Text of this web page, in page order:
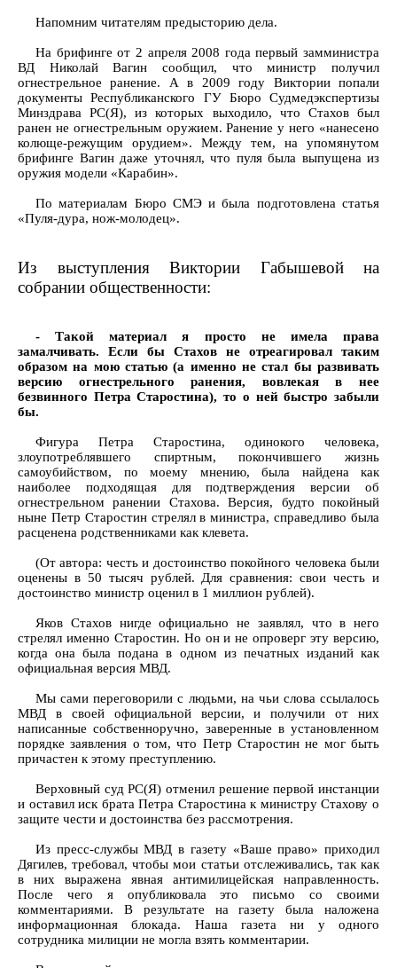
Напомним читателям предысторию дела.
На брифинге от 2 апреля 2008 года первый замминистра
ВД Николай Вагин сообщил, что министр получил
огнестрельное ранение. А в 2009 году Виктории попали
документы Республиканского ГУ Бюро Судмедэкспертизы
Минздрава РС(Я), из которых выходило, что Стахов был
ранен не огнестрельным оружием. Ранение у него «нанесено
колюще-режущим орудием». Между тем, на упомянутом
брифинге Вагин даже уточнял, что пуля была выпущена из
оружия модели «Карабин».
По материалам Бюро СМЭ и была подготовлена статья
«Пуля-дура, нож-молодец».
Из выступления Виктории Габышевой на
собрании общественности:
- Такой материал я просто не имела права
замалчивать. Если бы Стахов не отреагировал таким
образом на мою статью (а именно не стал бы развивать
версию огнестрельного ранения, вовлекая в нее
безвинного Петра Старостина), то о ней быстро забыли
бы.
Фигура Петра Старостина, одинокого человека,
злоупотреблявшего спиртным, покончившего жизнь
самоубийством, по моему мнению, была найдена как
наиболее подходящая для подтверждения версии об
огнестрельном ранении Стахова. Версия, будто покойный
ныне Петр Старостин стрелял в министра, справедливо была
расценена родственниками как клевета.
(От автора: честь и достоинство покойного человека были
оценены в 50 тысяч рублей. Для сравнения: свои честь и
достоинство министр оценил в 1 миллион рублей).
Яков Стахов нигде официально не заявлял, что в него
стрелял именно Старостин. Но он и не опроверг эту версию,
когда она была подана в одном из печатных изданий как
официальная версия МВД.
Мы сами переговорили с людьми, на чьи слова ссылалось
МВД в своей официальной версии, и получили от них
написанные собственноручно, заверенные в установленном
порядке заявления о том, что Петр Старостин не мог быть
причастен к этому преступлению.
Верховный суд РС(Я) отменил решение первой инстанции
и оставил иск брата Петра Старостина к министру Стахову о
защите чести и достоинства без рассмотрения.
Из пресс-службы МВД в газету «Ваше право» приходил
Дягилев, требовал, чтобы мои статьи отслеживались, так как
в них выражена явная антимилицейская направленность.
После чего я опубликовала это письмо со своими
комментариями. В результате на газету была наложена
информационная блокада. Наша газета ни у одного
сотрудника милиции не могла взять комментарии.